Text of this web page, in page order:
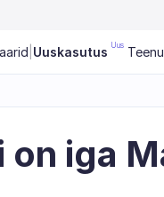
iga
Uuskasutus Uus